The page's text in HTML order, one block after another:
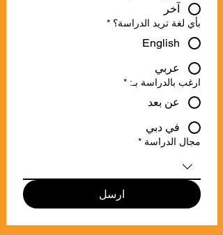
آخر
بأي لغة تريد الدراسة؟ *
English
عربي
ارغب بالدراسة بـ: *
عن بعد
في دبي
مجال الدراسة *
ارسل